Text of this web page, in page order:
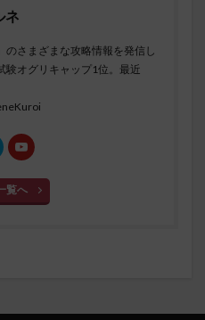
ネ
のさまざまな攻略情報を発信し
験オグリキャップ1位。最近
覧へ